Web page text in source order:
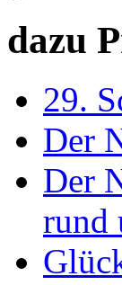
dazu
29.
Der
Der
rund